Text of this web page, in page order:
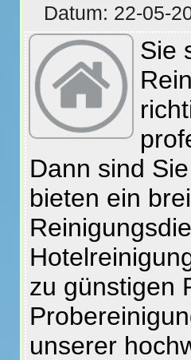
Datum: 22-
Sie
Dann sind
bieten ein
zu günstigen
unserer